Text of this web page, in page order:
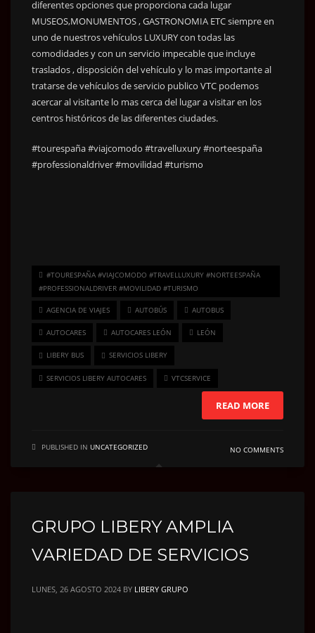
diferentes opciones que proporciona cada lugar
MUSEOS,MONUMENTOS , GASTRONOMIA ETC siempre en
uno de nuestros vehículos LUXURY con todas las
comodidades y con un servicio impecable que incluye
traslados , disposición del vehículo y lo mas importante al
tratarse de vehículos de servicio publico VTC podemos
acercar al visitante lo mas cerca del lugar a visitar en los
centros históricos de las diferentes ciudades.
#tourespaña #viajcomodo #travelluxury #norteespaña
#professionaldriver #movilidad #turismo
#TOURESPAÑA #VIAJCOMODO #TRAVELLUXURY #NORTEESPAÑA
#PROFESSIONALDRIVER #MOVILIDAD #TURISMO
AGENCIA DE VIAJES AUTOBÚS AUTOBUS
AUTOCARES AUTOCARES LEÓN LEÓN
LIBERY BUS SERVICIOS LIBERY
SERVICIOS LIBERY AUTOCARES VTCSERVICE
READ MORE
PUBLISHED IN UNCATEGORIZED NO COMMENTS
GRUPO LIBERY AMPLIA
VARIEDAD DE SERVICIOS
LUNES, 26 AGOSTO 2024 BY LIBERY GRUPO